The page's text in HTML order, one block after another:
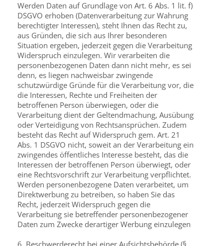
Werden Daten auf Grundlage von Art. 6 Abs. 1 lit. f)
DSGVO erhoben (Datenverarbeitung zur Wahrung
berechtigter Interessen), steht Ihnen das Recht zu,
aus Gründen, die sich aus Ihrer besonderen
Situation ergeben, jederzeit gegen die Verarbeitung
Widerspruch einzulegen. Wir verarbeiten die
personenbezogenen Daten dann nicht mehr, es sei
denn, es liegen nachweisbar zwingende
schutzwürdige Gründe für die Verarbeitung vor, die
die Interessen, Rechte und Freiheiten der
betroffenen Person überwiegen, oder die
Verarbeitung dient der Geltendmachung, Ausübung
oder Verteidigung von Rechtsansprüchen. Zudem
besteht das Recht auf Widerspruch gem. Art. 21
Abs. 1 DSGVO nicht, soweit an der Verarbeitung ein
zwingendes öffentliches Interesse besteht, das die
Interessen der betroffenen Person überwiegt, oder
eine Rechtsvorschrift zur Verarbeitung verpflichtet.
Werden personenbezogene Daten verarbeitet, um
Direktwerbung zu betreiben, so haben Sie das
Recht, jederzeit Widerspruch gegen die
Verarbeitung sie betreffender personenbezogener
Daten zum Zwecke derartiger Werbung einzulegen
6. Beschwerderecht bei einer Aufsichtsbehörde (§